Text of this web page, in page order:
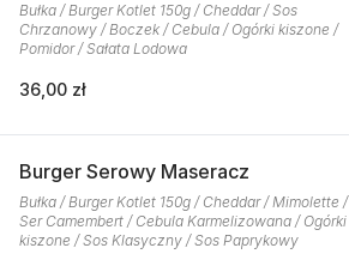
Bułka / Burger Kotlet 150g / Cheddar / Sos
Chrzanowy / Boczek / Cebula / Ogórki kiszone /
Pomidor / Sałata Lodowa
36,00 zł
Burger Serowy Maseracz
Bułka / Burger Kotlet 150g / Cheddar / Mimolette /
Ser Camembert / Cebula Karmelizowana / Ogórki
kiszone / Sos Klasyczny / Sos Paprykowy